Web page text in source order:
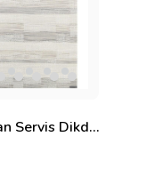
Amerikan Servis Dikdörtgen Graph